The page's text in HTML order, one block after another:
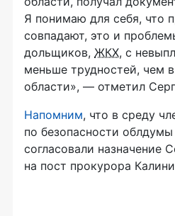
Я понимаю для себя, что
совпадают, это и
дольщиков, ЖКХ, с
меньше трудностей, чем
области», — отметил
Напомним, что в среду
по безопасности облдумы
согласовали назначение
на пост прокурора